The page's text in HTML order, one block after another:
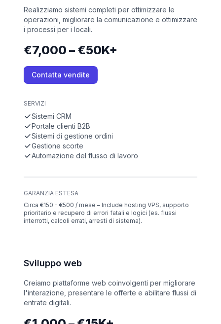
Realizziamo sistemi completi per ottimizzare le
operazioni, migliorare la comunicazione e ottimizzare
i processi per i locali.
€7,000 – €50K+
Contatta vendite
SERVIZI
Sistemi CRM
Portale clienti B2B
Sistemi di gestione ordini
Gestione scorte
Automazione del flusso di lavoro
GARANZIA ESTESA
Circa €150 - €500 / mese – Include hosting VPS, supporto
prioritario e recupero di errori fatali e logici (es. flussi
interrotti, calcoli errati, arresti di sistema).
Sviluppo web
Creiamo piattaforme web coinvolgenti per migliorare
l'interazione, presentare le offerte e abilitare flussi di
entrate digitali.